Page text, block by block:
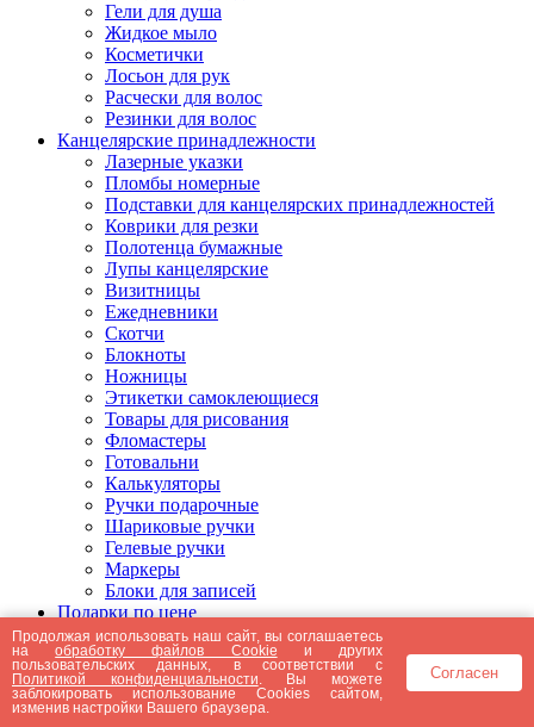
Гели для душа
Жидкое мыло
Косметички
Лосьон для рук
Расчески для волос
Резинки для волос
Канцелярские принадлежности
Лазерные указки
Пломбы номерные
Подставки для канцелярских принадлежностей
Коврики для резки
Полотенца бумажные
Лупы канцелярские
Визитницы
Ежедневники
Скотчи
Блокноты
Ножницы
Этикетки самоклеющиеся
Товары для рисования
Фломастеры
Готовальни
Калькуляторы
Ручки подарочные
Шариковые ручки
Гелевые ручки
Маркеры
Блоки для записей
Подарки по цене
Подарки от 5000 рублей
Подарки до 5000 рублей
Подарки до 3000 рублей
Подарки до 2000 рублей
Подарки до 1000 рублей
Продолжая использовать наш сайт, вы соглашаетесь
наобработку файлов Cookie и других
пользовательских данных, в соответствии с
Политикой конфиденциальности . Вы можете
заблокировать использование Cookies сайтом,
изменив настройки Вашего браузера.
Согласен